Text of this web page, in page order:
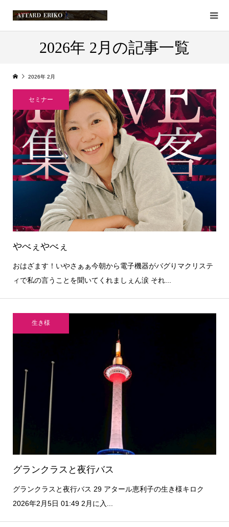
2026年 2月の記事一覧
2026年 2月
セミナー
やべぇやべぇ
おはざます！いやさぁぁ今朝から電子機器がバグりマクリステ
ィで私の言うことを聞いてくれましぇん涙 それ...
生き様
グランクラスと夜行バス
グランクラスと夜行バス 29 アタール恵利子の生き様キロク
2026年2月5日 01:49 2月に入...